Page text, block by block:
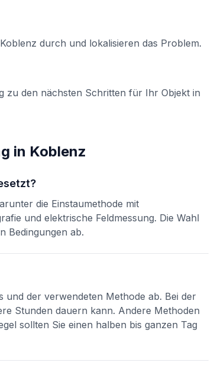
Koblenz durch und lokalisieren das Problem.
zu den nächsten Schritten für Ihr Objekt in
in Koblenz
die Einstaumethode mit
und elektrische Feldmessung. Die Wahl
Bedingungen ab.
der verwendeten Methode ab. Bei der
Stunden dauern kann. Andere Methoden
sollten Sie einen halben bis ganzen Tag